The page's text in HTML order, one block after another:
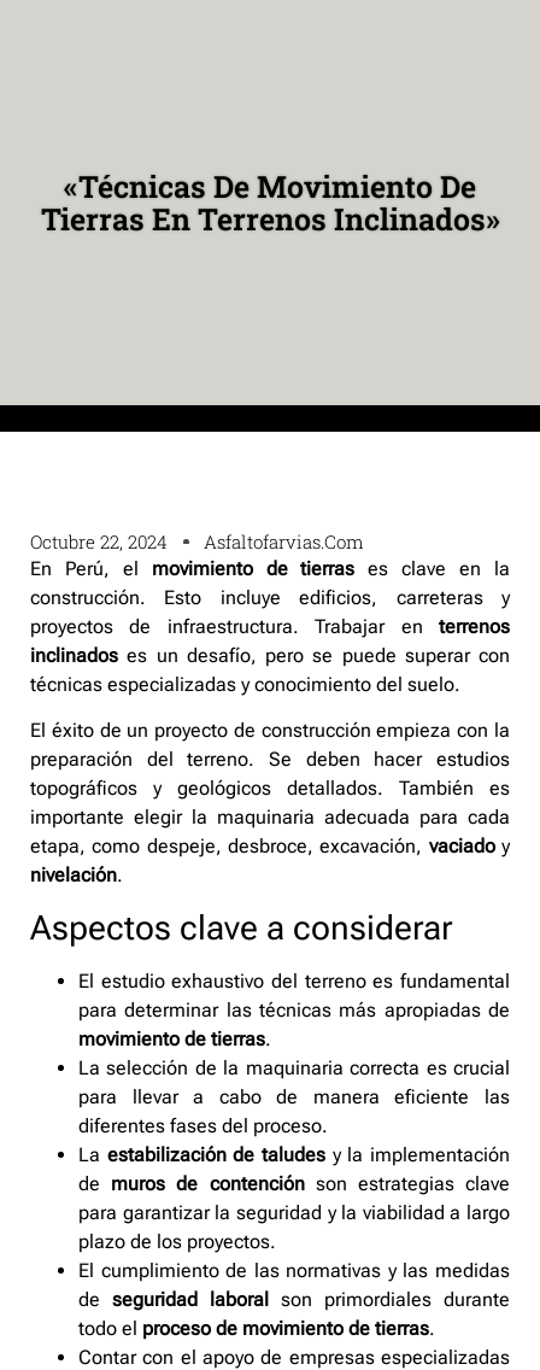
«Técnicas De Movimiento De
Tierras En Terrenos Inclinados»
Octubre 22, 2024 Asfaltofarvias.com
En Perú, el movimiento de tierras es clave en la
construcción. Esto incluye edificios, carreteras y
proyectos de infraestructura. Trabajar en terrenos
inclinados es un desafío, pero se puede superar con
técnicas especializadas y conocimiento del suelo.
El éxito de un proyecto de construcción empieza con la
preparación del terreno. Se deben hacer estudios
topográficos y geológicos detallados. También es
importante elegir la maquinaria adecuada para cada
etapa, como despeje, desbroce, excavación, vaciadoy
nivelación.
Aspectos clave a considerar
El estudio exhaustivo del terreno es fundamental
para determinar las técnicas más apropiadas de
movimiento de tierras.
La selección de la maquinaria correcta es crucial
para llevar a cabo de manera eficiente las
diferentes fases del proceso.
La estabilización de taludes y la implementación
de muros de contenciónson estrategias clave
para garantizar la seguridad y la viabilidad a largo
plazo de los proyectos.
El cumplimiento de las normativas y las medidas
de seguridad laboral son primordiales durante
todo el proceso de movimiento de tierras.
Contar con el apoyo de empresas especializadas